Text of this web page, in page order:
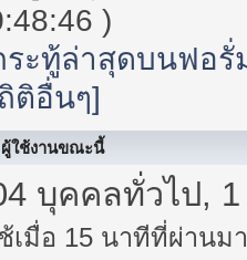
)
ระทู้ล่าสุดบนฟอรั่
ติอื่นๆ]
ผู้ใช้งานขณะนี้
บุคคลทั่วไป,
เมื่อ 15 นาทีที่ผ่านม